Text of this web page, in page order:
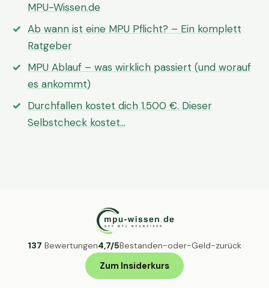
MPU-Wissen.de
Ab wann ist eine MPU Pflicht? – Ein komplett
Ratgeber
MPU Ablauf – was wirklich passiert (und worauf
es ankommt)
Durchfallen kostet dich 1.500 €. Dieser
Selbstcheck kostet…
137 Bewertungen4,7/5Bestanden-oder-Geld-zurück
Zum Insiderkurs